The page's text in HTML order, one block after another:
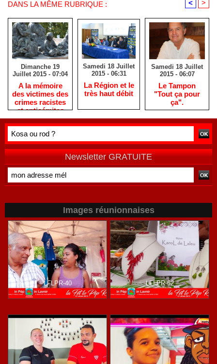
DANS LA MÊME RUBRIQUE : < >
Dimanche 19
Juillet 2015 - 07:04
A la mémoire
des victimes des
crimes racistes
et antisémites
Samedi 18 Juillet
2015 - 06:31
La Région et le
très haut débit
Samedi 18 Juillet
2015 - 06:07
Le Tampon
"Tout ça pour
ça".
Newsletter GRATUITE
Images réunionnaises
LFLPR-40 LFLPR-62